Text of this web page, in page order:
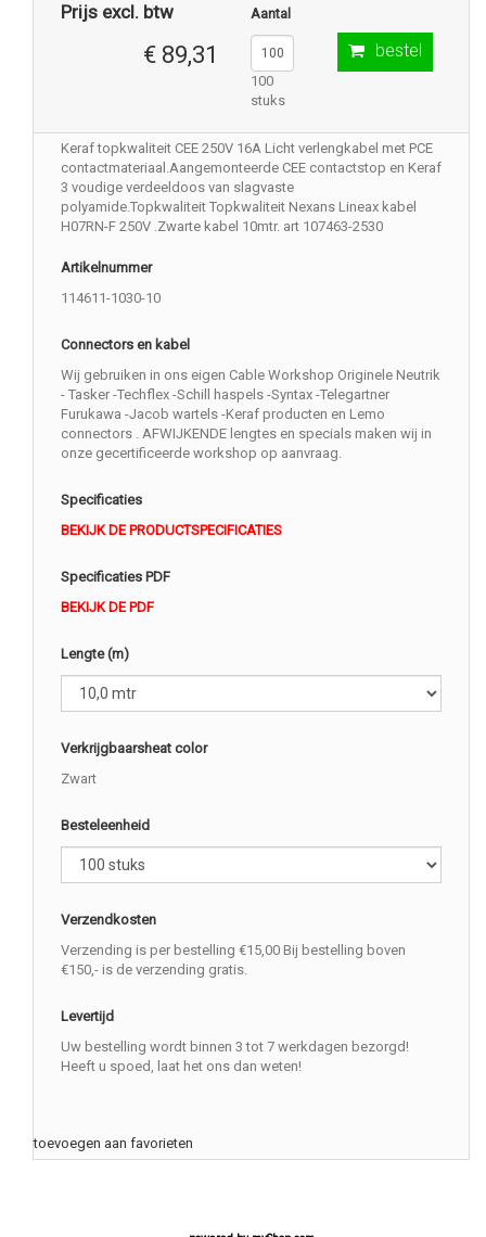
Prijs excl. btw
€ 89,31
Aantal
100
stuks
bestel
Keraf topkwaliteit CEE 250V 16A Licht verlengkabel met PCE
contactmateriaal.Aangemonteerde CEE contactstop en Keraf
3 voudige verdeeldoos van slagvaste
polyamide.Topkwaliteit Topkwaliteit Nexans Lineax kabel
H07RN-F 250V .Zwarte kabel 10mtr. art 107463-2530
Artikelnummer
114611-1030-10
Connectors en kabel
Wij gebruiken in ons eigen Cable Workshop Originele Neutrik
- Tasker -Techflex -Schill haspels -Syntax -Telegartner
Furukawa -Jacob wartels -Keraf producten en Lemo
connectors . AFWIJKENDE lengtes en specials maken wij in
onze gecertificeerde workshop op aanvraag.
Specificaties
BEKIJK DE PRODUCTSPECIFICATIES
Specificaties PDF
BEKIJK DE PDF
Lengte (m)
Verkrijgbaarsheat color
Zwart
Besteleenheid
Verzendkosten
Verzending is per bestelling €15,00 Bij bestelling boven
€150,- is de verzending gratis.
Levertijd
Uw bestelling wordt binnen 3 tot 7 werkdagen bezorgd!
Heeft u spoed, laat het ons dan weten!
toevoegen aan favorieten